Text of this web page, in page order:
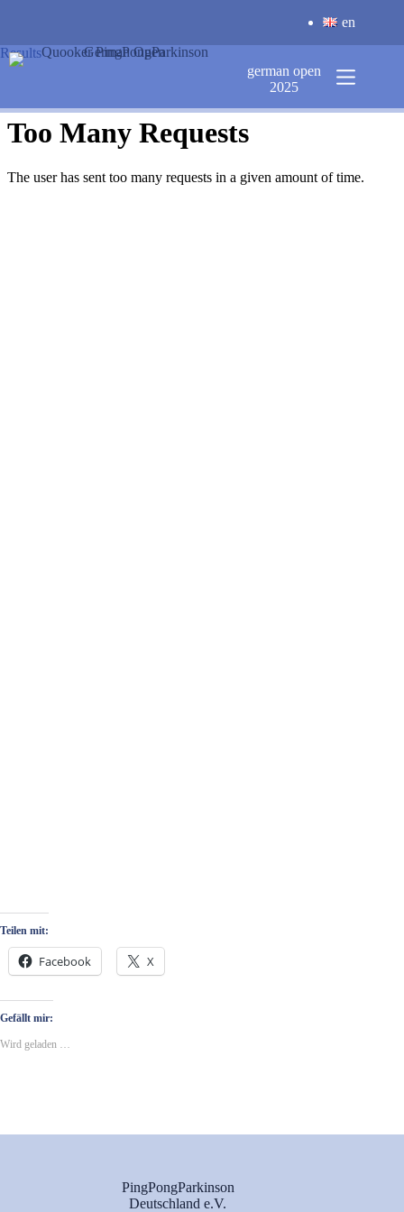
en
german open
2025
Results
Teilen mit:
Facebook X
Gefällt mir:
Wird geladen …
PingPongParkinson
Deutschland e.V.